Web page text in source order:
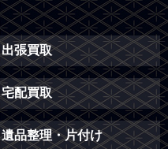
出張買取
宅配買取
遺品整理・片付け